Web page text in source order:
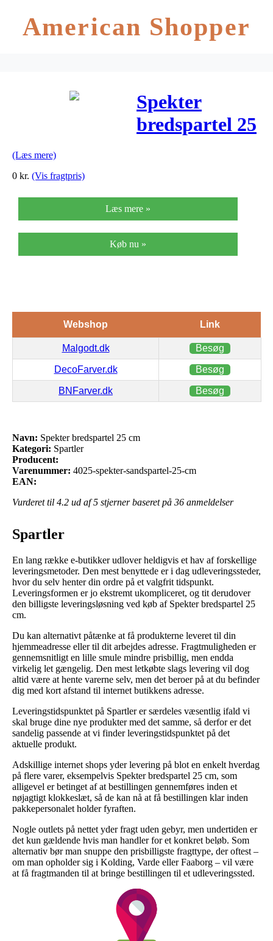
American Shopper
Spekter
bredspartel 25
(Læs mere)
0 kr. (Vis fragtpris)
Læs mere »
Køb nu »
Webshop Link
Malgodt.dk Besøg
DecoFarver.dk Besøg
BNFarver.dk Besøg
Navn: Spekter bredspartel 25 cm
Kategori: Spartler
Producent:
Varenummer: 4025-spekter-sandspartel-25-cm
EAN:
Vurderet til 4.2 ud af 5 stjerner baseret på 36 anmeldelser
Spartler
En lang række e-butikker udlover heldigvis et hav af forskellige
leveringsmetoder. Den mest benyttede er i dag udleveringssteder,
hvor du selv henter din ordre på et valgfrit tidspunkt.
Leveringsformen er jo ekstremt ukompliceret, og tit derudover
den billigste leveringsløsning ved køb af Spekter bredspartel 25
cm.
Du kan alternativt påtænke at få produkterne leveret til din
hjemmeadresse eller til dit arbejdes adresse. Fragtmuligheden er
gennemsnitligt en lille smule mindre prisbillig, men endda
virkelig let gængelig. Den mest letkøbte slags levering vil dog
altid være at hente varerne selv, men det beroer på at du befinder
dig med kort afstand til internet butikkens adresse.
Leveringstidspunktet på Spartler er særdeles væsentlig ifald vi
skal bruge dine nye produkter med det samme, så derfor er det
sandelig passende at vi finder leveringstidspunktet på det
aktuelle produkt.
Adskillige internet shops yder levering på blot en enkelt hverdag
på flere varer, eksempelvis Spekter bredspartel 25 cm, som
alligevel er betinget af at bestillingen gennemføres inden et
nøjagtigt klokkeslæt, så de kan nå at få bestillingen klar inden
pakkepersonalet holder fyraften.
Nogle outlets på nettet yder fragt uden gebyr, men undertiden er
det kun gældende hvis man handler for et konkret beløb. Som
alternativ bør man snuppe den prisbilligste fragttype, der oftest –
om man opholder sig i Kolding, Varde eller Faaborg – vil være
at få fragtmanden til at bringe bestillingen til et udleveringssted.